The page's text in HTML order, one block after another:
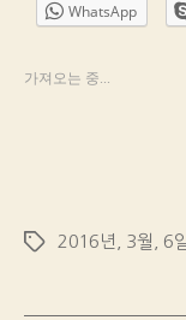
WhatsApp
가져오는 중...
Tags 2016년 3월 6